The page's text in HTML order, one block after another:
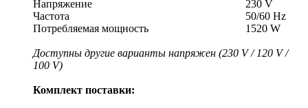
Напряжение
230 V
Частота
50/60 Hz
Потребляемая мощность
1520 W
Доступны другие варианты напряжен (230 V / 120 V /
100 V)
Комплект поставки: